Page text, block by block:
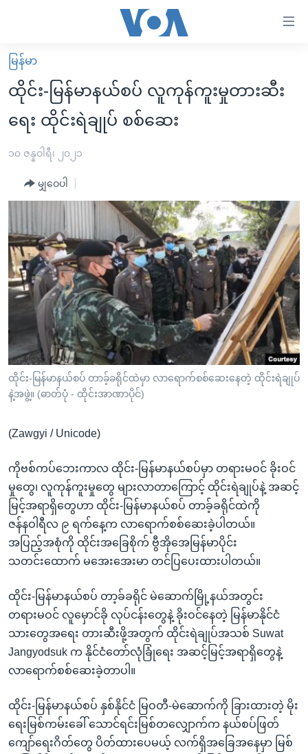
လွယ်ကူ
စေ
Link
များ
အကြောင်းအရာ
ကျော်
ကြည့်
ရန်
ပင်မ
ညွန်း
စာမျက်နှာ
သို့
ကျော်
ကြည့်
ရှာဖွေ
နေရာ
သို့
ကျော်
မူလစာမျက်နှာ
မြန်မာ
ကမ္ဘာ့သတင်းများ
နိုင်ငံတကာ
ရပ်ဝန်းတခု လမ်းတခု အလွန်
အင်္ဂလိပ်စာလေ့လာမယ်
အမေရိကန်သုံးအီဒီယံ
မကြေးမုံရဲ့ အင်္ဂလိပ်စာ
ရုပ်ရှင်ထဲက အင်္ဂလိပ်စာ
သုတပဒေသာ အင်္ဂလိပ်စာ
အပတ်စဉ်ကဏ္ဍများ
ရေဒီယို
တီဗွီ
ရေဒီယိုနှင့်ရုပ်သံ အချက်အလက်များ
ရေဒီယို/တီဗွီအစီအစဉ်
Learning English
ဗွီအိုအေ လူမှုကွန်ယက်များ
ဘာသာစကားများ
မြန်မာ
ထိုင်း-မြန်မာနယ်စပ် လူကုန်ကူးမှုတားဆီး
ရေး ထိုင်းရဲချုပ် စစ်ဆေး
၁၀ ဇန္နဝါရီ၊ ၂၀၂၁
မျှဝေပါ
ထိုင်း-မြန်မာနယ်စပ် တာခ့်ခရိုင်ထဲမှာ လာရောက်စစ်ဆေးနေတဲ့ ထိုင်းရဲချုပ်
နဲ့အဖွဲ့။ (ဓာတ်ပုံ - ထိုင်းအာဏာပိုင်)
(Zawgyi / Unicode)
ကိုဗစ်ကပ်ဘေးကာလ ထိုင်း-မြန်မာနယ်စပ်မှာ တရားမဝင် ခိုးဝင်
မှုတွေ၊ လူကုန်ကူးမှုတွေ များလာတာကြောင့် ထိုင်းရဲချုပ်နဲ့ အဆင့်
မြင့်အရာရှိတွေဟာ ထိုင်း-မြန်မာနယ်စပ် တာခ့်ခရိုင်ထဲကို
ဇန်နဝါရီလ ၉ ရက်နေ့က လာရောက်စစ်ဆေးခဲ့ပါတယ်။
အပြည့်အစုံကို ထိုင်းအခြေစိုက် ဗွီအိုအေမြန်မာပိုင်း
သတင်းထောက် မအေးအေးမာ တင်ပြပေးထားပါတယ်။
ထိုင်း-မြန်မာနယ်စပ် တာ့ခ်ခရိုင် မဲဆောက်မြို့နယ်အတွင်း
တရားမဝင် လူမှောင်ခို လုပ်ငန်းတွေနဲ့ ခိုးဝင်နေတဲ့ မြန်မာနိုင်ငံ
သားတွေအရေး တားဆီးဖို့အတွက် ထိုင်းရဲချုပ်အသစ် Suwat
Jangyodsuk က နိုင်ငံတော်လုံခြုံရေး အဆင့်မြင့်အရာရှိတွေနဲ့
လာရောက်စစ်ဆေးခဲ့တာပါ။
ထိုင်း-မြန်မာနယ်စပ် နှစ်နိုင်ငံ မြဝတီ-မဲဆောက်ကို ခြားထားတဲ့ မိုး
ရေးမြစ်ကမ်းခေါ် သောင်ရင်းမြစ်တလျှောက်က နယ်စပ်ဖြတ်
ကျော်ရေးဂိတ်တွေ ပိတ်ထားပေမယ့် လက်ရှိအခြေအနေမှာ မြစ်